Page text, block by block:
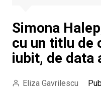
Simona
cu un titlu de
iubit, de data
Eliza Gavrilescu